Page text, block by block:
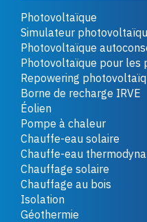
Photovoltaïque
Simulateur
Photovoltaïque
Photovoltaïque pour les
Repowering
Borne de recharge IRVE
Éolien
Pompe à chaleur
Chauffe-eau solaire
Chauffe-eau
Chauffage solaire
Chauffage au bois
Isolation
Géothermie